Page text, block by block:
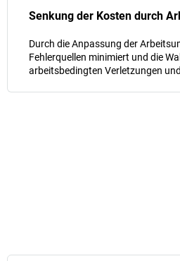
Senkung der Kosten durch
Durch die Anpassung der
Fehlerquellen minimiert und die
arbeitsbedingten Verletzungen